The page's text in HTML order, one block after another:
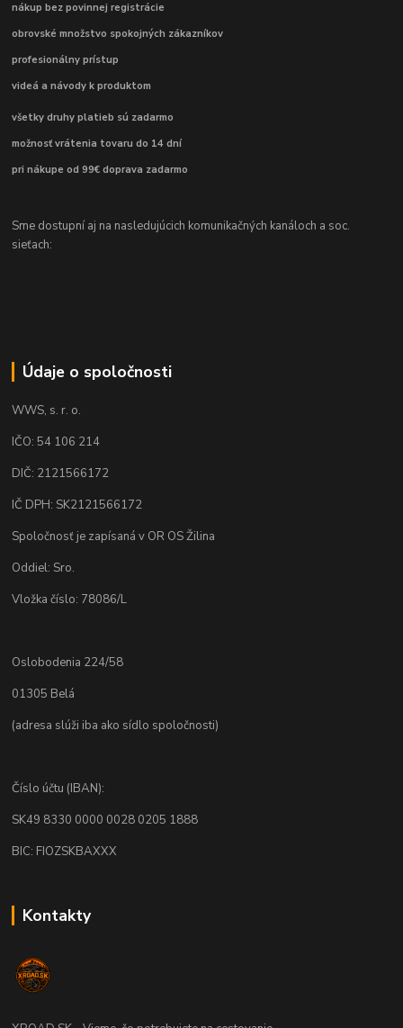
nákup bez povinnej registrácie
obrovské množstvo spokojných zákazníkov
profesionálny prístup
videá a návody k produktom
všetky druhy platieb sú zadarmo
možnosť vrátenia tovaru do 14 dní
pri nákupe od 99€ doprava zadarmo
Sme dostupní aj na nasledujúcich komunikačných kanáloch a soc.
sieťach:
Údaje o spoločnosti
WWS, s. r. o.
IČO: 54 106 214
DIČ: 2121566172
IČ DPH: SK2121566172
Spoločnosť je zapísaná v OR OS Žilina
Oddiel: Sro.
Vložka číslo: 78086/L
Oslobodenia 224/58
01305 Belá
(adresa slúži iba ako sídlo spoločnosti)
Číslo účtu (IBAN):
SK49 8330 0000 0028 0205 1888
BIC: FIOZSKBAXXX
Kontakty